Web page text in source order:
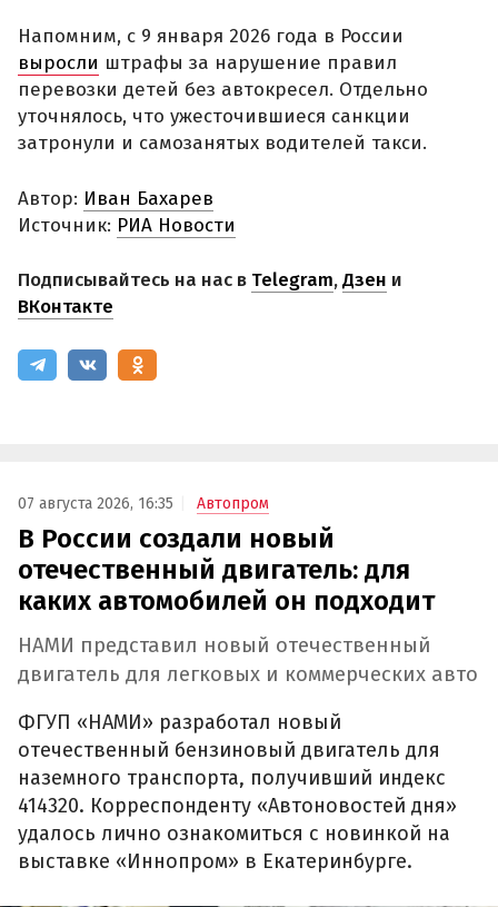
Напомним, с 9 января 2026 года в России
выросли штрафы за нарушение правил
перевозки детей без автокресел. Отдельно
уточнялось, что ужесточившиеся санкции
затронули и самозанятых водителей такси.
Автор: Иван Бахарев
Источник: РИА Новости
Подписывайтесь на нас в Telegram,Дзен и
ВКонтакте
07 августа 2026, 16:35 Автопром
В России создали новый
отечественный двигатель: для
каких автомобилей он подходит
НАМИ представил новый отечественный
двигатель для легковых и коммерческих авто
ФГУП «НАМИ» разработал новый
отечественный бензиновый двигатель для
наземного транспорта, получивший индекс
414320. Корреспонденту «Автоновостей дня»
удалось лично ознакомиться с новинкой на
выставке «Иннопром» в Екатеринбурге.